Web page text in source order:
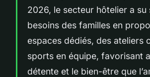
2026, le secteur hôtelier a
besoins des familles en
espaces dédiés, des ateliers
sports en équipe, favorisant
détente et le bien-être que